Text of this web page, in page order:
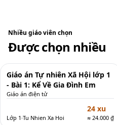
Nhiều giáo viên chọn
Được chọn nhiều
Mới
Giáo án Tự nhiên Xã Hội lớp 1
- Bài 1: Kể Về Gia Đình Em
Giáo án điện tử
Lớp 1·Tu Nhien Xa Hoi
24 xu
≈ 24.000 ₫